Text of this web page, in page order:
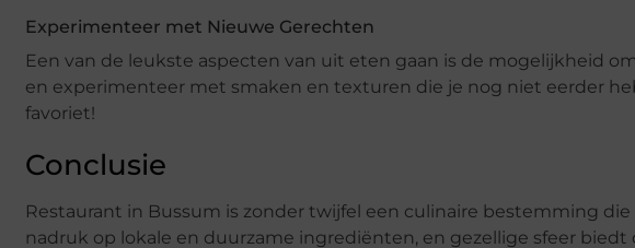
Experimenteer met Nieuwe Gerechten
Een van de leukste aspecten van uit eten gaan is de mogelijkheid
en experimenteer met smaken en texturen die je nog niet eerder
favoriet!
Conclusie
Restaurant in Bussum is zonder twijfel een culinaire bestemming
nadruk op lokale en duurzame ingrediënten, en gezellige sfeer